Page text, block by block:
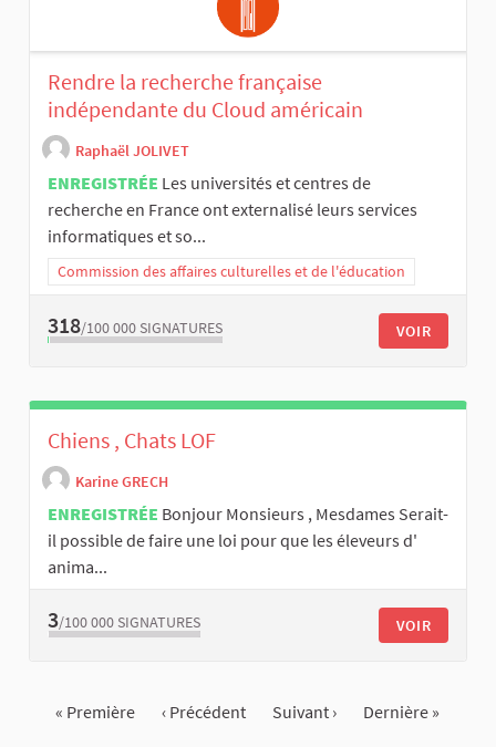
Rendre la recherche française
indépendante du Cloud américain
Raphaël JOLIVET
ENREGISTRÉE Les universités et centres de
recherche en France ont externalisé leurs services
informatiques et so...
Commission des affaires culturelles et de l'éducation
318/100 000 SIGNATURES VOIR
Chiens , Chats LOF
Karine GRECH
ENREGISTRÉE Bonjour Monsieurs , Mesdames Serait-
il possible de faire une loi pour que les éleveurs d'
anima...
3/100 000 SIGNATURES VOIR
« Première ‹ Précédent Suivant › Dernière »